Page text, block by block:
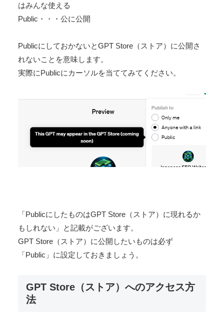
はみんな使える
Public・・・公に公開
PublicにしておかないとGPT Store（ストア）に公開さ
れないことを意味します。
実際にPublicにカーソルを当ててみてください。
「PublicにしたものはGPT Store（ストア）に現れるか
もしれない」と記載がございます。
GPT Store（ストア）に公開したいものは必ず
「Public」に設定しておきましょう。
GPT Store（ストア）へのアクセス方
法